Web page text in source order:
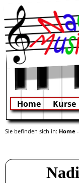
Home Kurse
Sie befinden sich in: Home